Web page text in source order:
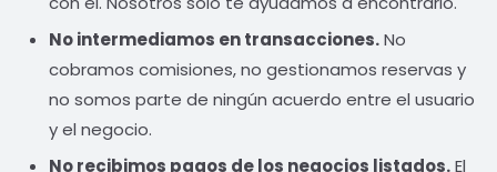
No intermediamos en transacciones.No
cobramos comisiones, no gestionamos reservas y
no somos parte de ningún acuerdo entre el usuario
y el negocio.
No recibimos pagos de los negocios listados.El